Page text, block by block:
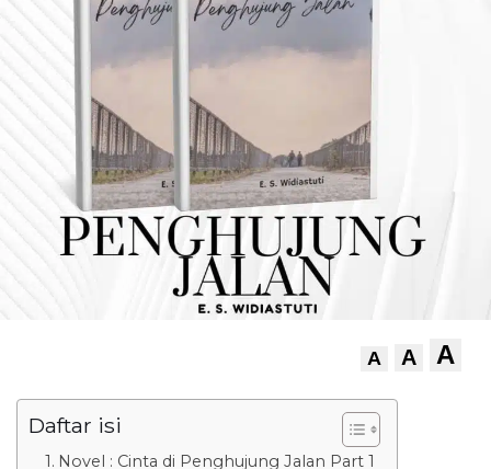
A A A
Daftar isi
Novel : Cinta di Penghujung Jalan Part 1